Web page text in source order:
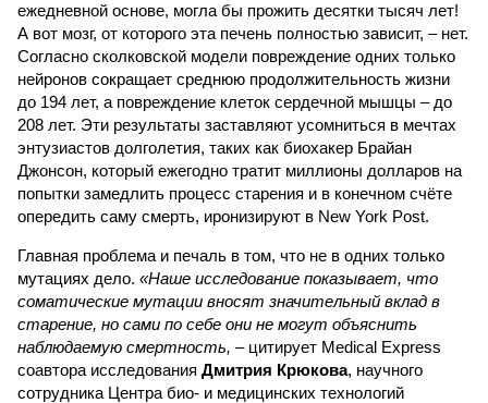
ежедневной основе, могла бы прожить десятки тысяч лет!
А вот мозг, от которого эта печень полностью зависит, – нет.
Согласно сколковской модели повреждение одних только
нейронов сокращает среднюю продолжительность жизни
до 194 лет, а повреждение клеток сердечной мышцы – до
208 лет. Эти результаты заставляют усомниться в мечтах
энтузиастов долголетия, таких как биохакер Брайан
Джонсон, который ежегодно тратит миллионы долларов на
попытки замедлить процесс старения и в конечном счёте
опередить саму смерть, иронизируют в New York Post.
Главная проблема и печаль в том, что не в одних только
мутациях дело. «Наше исследование показывает, что
соматические мутации вносят значительный вклад в
старение, но сами по себе они не могут объяснить
наблюдаемую смертность, –цитирует Medical Express
соавтора исследования Дмитрия Крюкова, научного
сотрудника Центра био- и медицинских технологий